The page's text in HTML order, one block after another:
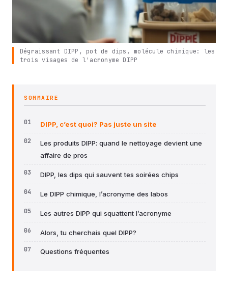
Dégraissant DIPP, pot de dips, molécule chimique: les
trois visages de l'acronyme DIPP
SOMMAIRE
DIPP, c’est quoi? Pas juste un site
Les produits DIPP: quand le nettoyage devient une
affaire de pros
DIPP, les dips qui sauvent tes soirées chips
Le DIPP chimique, l’acronyme des labos
Les autres DIPP qui squattent l’acronyme
Alors, tu cherchais quel DIPP?
Questions fréquentes